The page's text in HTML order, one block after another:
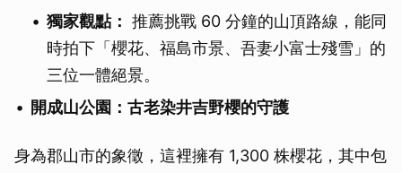
獨家觀點： 推薦挑戰 60 分鐘的山頂路線，能同
時拍下「櫻花、福島市景、吾妻小富士殘雪」的
三位一體絕景。
開成山公園：古老染井吉野櫻的守護
身為郡山市的象徵，這裡擁有 1,300 株櫻花，其中包